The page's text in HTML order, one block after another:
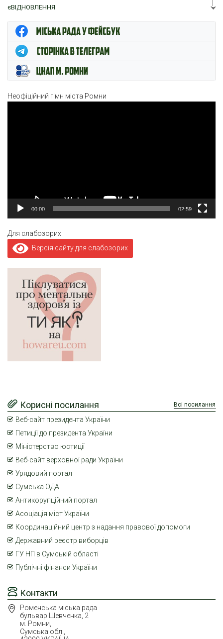
єВІДНОВЛЕННЯ
ЦНАП м. Ромни
Неофіційний гімн міста Ромни
00:00 02:59
Для слабозорих
Версія сайту для слабозорих
Контакти
Роменська міська рада
бульвар Шевченка, 2
м. Ромни,
Сумська обл.,
Корисні посилання Всі посилання
Веб-сайт президента України
Петиції до президента України
Міністерство юстиції
Веб-сайт верховної ради України
Урядовий портал
Сумська ОДА
Антикорупційний портал
Асоціація міст України
Координаційний центр з надання правової допомоги
Державний реєстр виборців
ГУ НП в Сумській області
Публічні фінанси України